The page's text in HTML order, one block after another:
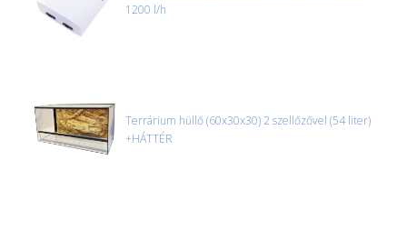
1200 l/h
Terrárium hüllő (60x30x30) 2 szellőzővel (54 liter)
+HÁTTÉR